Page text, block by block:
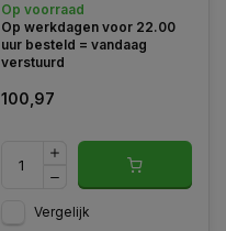
vermogen, een breed
temperatuurbereik en
instelbaar luchtvolume biedt
dit model maximale controle
Op voorraad
Op werkdagen voor 22.00
uur besteld = vandaag
verstuurd
100,97
Vergelijk